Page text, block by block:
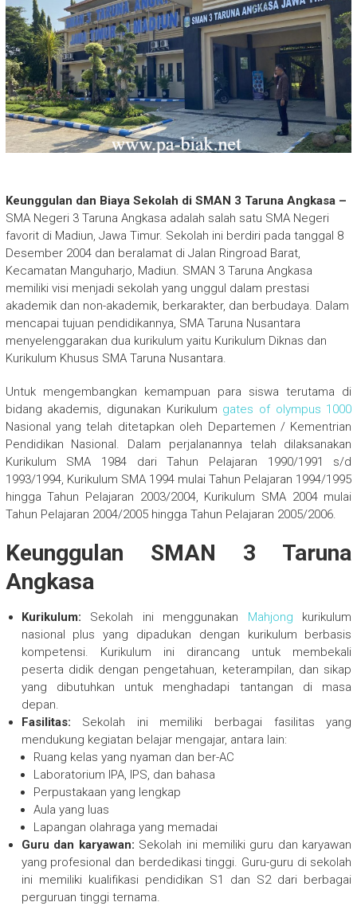
Keunggulan dan Biaya Sekolah di SMAN 3 Taruna Angkasa –
SMA Negeri 3 Taruna Angkasa adalah salah satu SMA Negeri
favorit di Madiun, Jawa Timur. Sekolah ini berdiri pada tanggal 8
Desember 2004 dan beralamat di Jalan Ringroad Barat,
Kecamatan Manguharjo, Madiun. SMAN 3 Taruna Angkasa
memiliki visi menjadi sekolah yang unggul dalam prestasi
akademik dan non-akademik, berkarakter, dan berbudaya. Dalam
mencapai tujuan pendidikannya, SMA Taruna Nusantara
menyelenggarakan dua kurikulum yaitu Kurikulum Diknas dan
Kurikulum Khusus SMA Taruna Nusantara.
Untuk mengembangkan kemampuan para siswa terutama di
bidang akademis, digunakan Kurikulum gates of olympus 1000
Nasional yang telah ditetapkan oleh Departemen / Kementrian
Pendidikan Nasional. Dalam perjalanannya telah dilaksanakan
Kurikulum SMA 1984 dari Tahun Pelajaran 1990/1991 s/d
1993/1994, Kurikulum SMA 1994 mulai Tahun Pelajaran 1994/1995
hingga Tahun Pelajaran 2003/2004, Kurikulum SMA 2004 mulai
Tahun Pelajaran 2004/2005 hingga Tahun Pelajaran 2005/2006.
Keunggulan SMAN 3 Taruna
Angkasa
Kurikulum: Sekolah ini menggunakan Mahjong kurikulum
nasional plus yang dipadukan dengan kurikulum berbasis
kompetensi. Kurikulum ini dirancang untuk membekali
peserta didik dengan pengetahuan, keterampilan, dan sikap
yang dibutuhkan untuk menghadapi tantangan di masa
depan.
Fasilitas: Sekolah ini memiliki berbagai fasilitas yang
mendukung kegiatan belajar mengajar, antara lain:
Ruang kelas yang nyaman dan ber-AC
Laboratorium IPA, IPS, dan bahasa
Perpustakaan yang lengkap
Aula yang luas
Lapangan olahraga yang memadai
Guru dan karyawan: Sekolah ini memiliki guru dan karyawan
yang profesional dan berdedikasi tinggi. Guru-guru di sekolah
ini memiliki kualifikasi pendidikan S1 dan S2 dari berbagai
perguruan tinggi ternama.